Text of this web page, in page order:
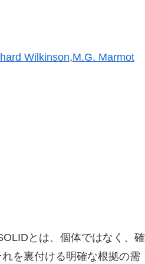
Wilkinson,M.G. Marmot
とは、個体ではなく、確
を裏付ける明確な根拠の需